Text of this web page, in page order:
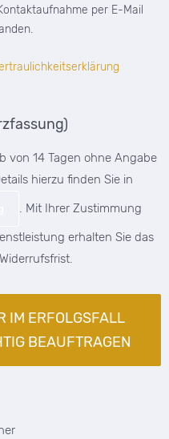
per E-Mail
von 14 Tagen ohne Angabe
hierzu finden Sie in
. Mit Ihrer Zustimmung
erhalten Sie das